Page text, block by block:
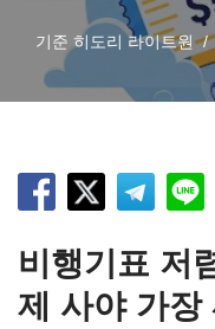
기준 히도리 라이트원
비행기표 저
제 사야 가장